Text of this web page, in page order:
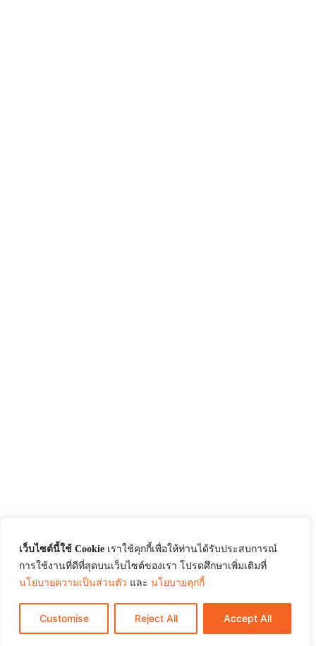
เว็บไซต์นี้ใช้ Cookie เราใช้คุกกี้เพื่อให้ท่านได้รับประสบการณ์
การใช้งานที่ดีที่สุดบนเว็บไซต์ของเรา โปรดศึกษาเพิ่มเติมที่
นโยบายความเป็นส่วนตัว และ นโยบายคุกกี้
Customise Reject All Accept All